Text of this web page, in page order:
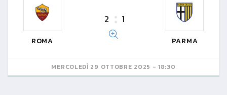
ROMA
2 1
PARMA
MERCOLEDÌ 29 OTTOBRE 2025 - 18:30